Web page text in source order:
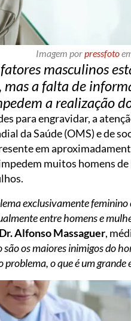
Imagem porpressfoto
masculinos
a falta de
a realização
para engravidar, a
da Saúde (OMS) e de
em
muitos homens
exclusivamente
entre homens e
Dr. Alfonso Massaguer,
os maiores inimigos do
o que é um